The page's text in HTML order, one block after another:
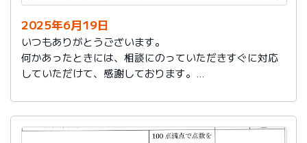
2025年6月19日
いつもありがとうございます。
何かあったときには、相談にのっていただきすぐに対応
していただけて、感謝しております。